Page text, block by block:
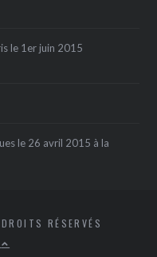
le 1er juin 2015
le 26 avril 2015 à la
RÉSERVÉS